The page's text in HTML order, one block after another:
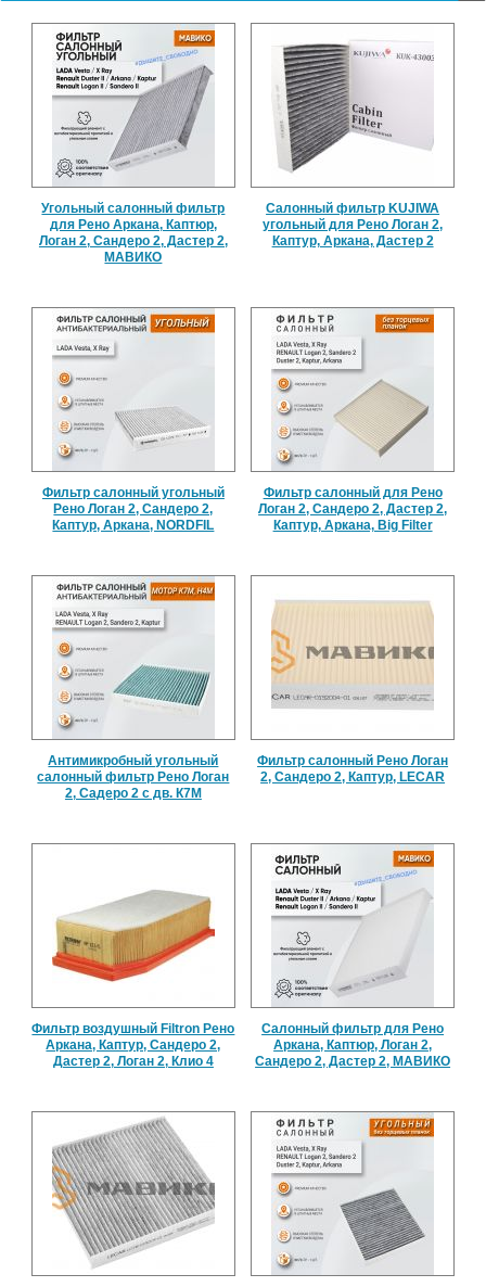
Угольный салонный фильтр
для Рено Аркана, Каптюр,
Логан 2, Сандеро 2, Дастер 2,
МАВИКО
Салонный фильтр KUJIWA
угольный для Рено Логан 2,
Каптур, Аркана, Дастер 2
Фильтр салонный угольный
Рено Логан 2, Сандеро 2,
Каптур, Аркана, NORDFIL
Фильтр салонный для Рено
Логан 2, Сандеро 2, Дастер 2,
Каптур, Аркана, Big Filter
Антимикробный угольный
салонный фильтр Рено Логан
2, Садеро 2 с дв. К7М
Фильтр салонный Рено Логан
2, Сандеро 2, Каптур, LECAR
Фильтр воздушный Filtron Рено
Аркана, Каптур, Сандеро 2,
Дастер 2, Логан 2, Клио 4
Салонный фильтр для Рено
Аркана, Каптюр, Логан 2,
Сандеро 2, Дастер 2, МАВИКО